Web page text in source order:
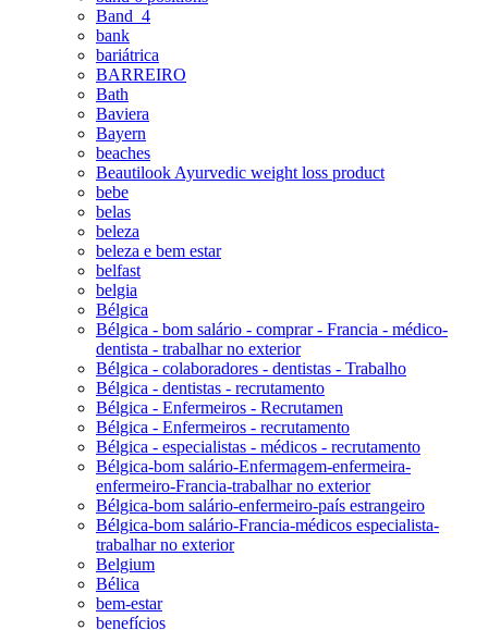
Band_4
bank
bariátrica
BARREIRO
Bath
Baviera
Bayern
beaches
Beautilook Ayurvedic weight loss product
bebe
belas
beleza
beleza e bem estar
belfast
belgia
Bélgica
Bélgica - bom salário - comprar - Francia - médico-
dentista - trabalhar no exterior
Bélgica - colaboradores - dentistas - Trabalho
Bélgica - dentistas - recrutamento
Bélgica - Enfermeiros - Recrutamen
Bélgica - Enfermeiros - recrutamento
Bélgica - especialistas - médicos - recrutamento
Bélgica-bom salário-Enfermagem-enfermeira-
enfermeiro-Francia-trabalhar no exterior
Bélgica-bom salário-enfermeiro-país estrangeiro
Bélgica-bom salário-Francia-médicos especialista-
trabalhar no exterior
Belgium
Bélica
bem-estar
benefícios